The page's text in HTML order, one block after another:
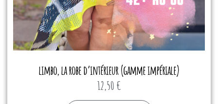
limbo, la robe d’intérieur (gamme impériale)
12,50 €